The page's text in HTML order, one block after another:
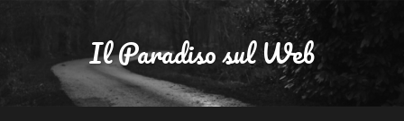
Il Paradiso sul Web